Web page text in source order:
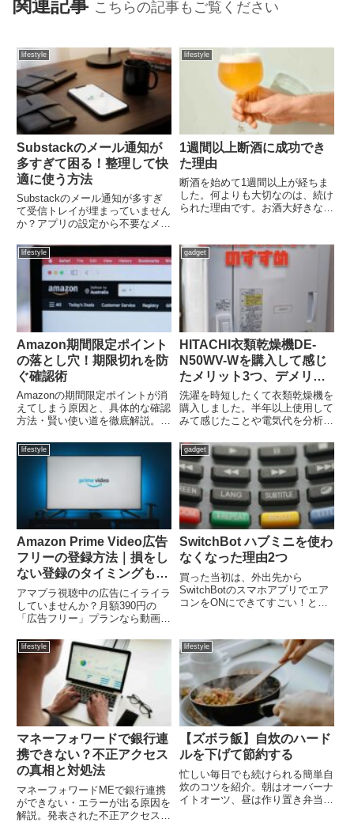
関連記事 こちらの記事もご覧ください
lifestyle
Substackのメール通知が
多すぎて困る！整理して快
適に使う方法
Substackのメール通知が多すぎ
て受信トレイが埋まっていません
か？アプリの設定から不要なメー
を受け取るためのカスタマイズ手
順を画像付きで分かりやすく解説
します。
lifestyle
1週間以上断酒に成功でき
た理由
断酒を始めて1週間以上が経ちま
した。何よりも大切なのは、続け
られた理由です。お酒大好きな筆
るのがおすすめです。最終的にノ
ンアルコールビールを飲むことで
1週間以上断酒に成功しまし
た。...
lifestyle
Amazon期間限定ポイント
の落とし穴！期限切れを防
ぐ確認術
Amazonの期間限定ポイントが消
えてしまう原因と、具体的な確認
方法・賢い使い道を徹底解説。通
ントページでの有効期限チェック
術など、損をしないための管理術
を紹介します。
gadget
HITACHI衣類乾燥機DE-
N50WV-Wを購入して感じ
たメリット3つ、デメリッ
ト3つ。
洗濯を時短したくて衣類乾燥機を
購入しました。半年以上使用して
みて感じたことや電気代を分析し
5.0kg 衣類乾燥機HITACHI これっ
きりボタン DE-N50WV-W ホワイ
トなぜ乾燥機付き洗濯機に...
lifestyle
Amazon Prime Video広告
フリーの登録方法｜損をし
ない登録のタイミングも解
説
アマプラ視聴中の広告にイライラ
していませんか？月額390円の
「広告フリー」プランなら動画の
は損？」という疑問への回答、実
際に使った感想をまとめました。
gadget
SwitchBot ハブミニを使わ
なくなった理由2つ
買った当初は、外出先から
SwitchBotのスマホアプリでエア
コンをONにできてすごい！と思
しく、冬は暖かくできて快適でし
た。そんなSwitchBot ハブミニを
なぜ使わなくなった...
lifestyle
マネーフォワードで銀行連
携できない？不正アクセス
の真相と対処法
マネーフォワードMEで銀行連携
ができない・エラーが出る原因を
解説。発表された不正アクセスの
lifestyle
【ズボラ飯】自炊のハード
ルを下げて節約する
忙しい毎日でも続けられる簡単自
炊のコツを紹介。朝はオーバーナ
イトオーツ、昼は作り置き弁当、